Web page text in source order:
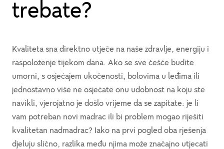
trebate?
Kvaliteta sna direktno utječe na naše zdravlje, energiju i
raspoloženje tijekom dana. Ako se sve češće budite
umorni, s osjećajem ukočenosti, bolovima u leđima ili
jednostavno više ne osjećate onu udobnost na koju ste
navikli, vjerojatno je došlo vrijeme da se zapitate: je li
vam potreban novi madrac ili bi problem mogao riješiti
kvalitetan nadmadrac? Iako na prvi pogled oba rješenja
djeluju slično, razlika među njima može značajno utjecati